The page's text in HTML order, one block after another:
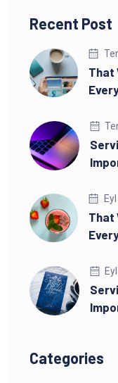
Recent Post
That
That
Categories